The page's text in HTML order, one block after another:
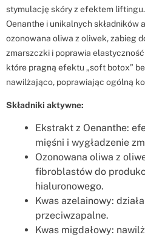
stymulację skóry z efektem
Oenanthe i unikalnych składników
ozonowana oliwa z oliwek, zabieg
zmarszczki i poprawia
które pragną efektu „soft botox”
nawilżająco, poprawiając ogólną
Składniki aktywne:
Ekstrakt z Oenanthe:
mięśni i wygładzenie
Ozonowana oliwa z
fibroblastów do
hialuronowego.
Kwas azelainowy:
przeciwzapalne.
Kwas migdałowy: